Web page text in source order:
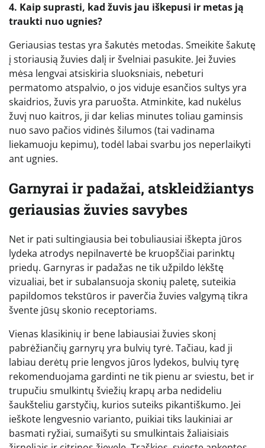
4. Kaip suprasti, kad žuvis jau iškepusi ir metas ją
traukti nuo ugnies?
Geriausias testas yra šakutės metodas. Smeikite šakutę
į storiausią žuvies dalį ir švelniai pasukite. Jei žuvies
mėsa lengvai atsiskiria sluoksniais, nebeturi
permatomo atspalvio, o jos viduje esančios sultys yra
skaidrios, žuvis yra paruošta. Atminkite, kad nukėlus
žuvį nuo kaitros, ji dar kelias minutes toliau gaminsis
nuo savo pačios vidinės šilumos (tai vadinama
liekamuoju kepimu), todėl labai svarbu jos neperlaikyti
ant ugnies.
Garnyrai ir padažai, atskleidžiantys
geriausias žuvies savybes
Net ir pati sultingiausia bei tobuliausiai iškepta jūros
lydeka atrodys nepilnavertė be kruopščiai parinktų
priedų. Garnyras ir padažas ne tik užpildo lėkštę
vizualiai, bet ir subalansuoja skonių paletę, suteikia
papildomos tekstūros ir paverčia žuvies valgymą tikra
švente jūsų skonio receptoriams.
Vienas klasikinių ir bene labiausiai žuvies skonį
pabrėžiančių garnyrų yra bulvių tyrė. Tačiau, kad ji
labiau derėtų prie lengvos jūros lydekos, bulvių tyrę
rekomenduojama gardinti ne tik pienu ar sviestu, bet ir
trupučiu smulkintų šviežių krapų arba nedideliu
šaukšteliu garstyčių, kurios suteiks pikantiškumo. Jei
ieškote lengvesnio varianto, puikiai tiks laukiniai ar
basmati ryžiai, sumaišyti su smulkintais žaliaisiais